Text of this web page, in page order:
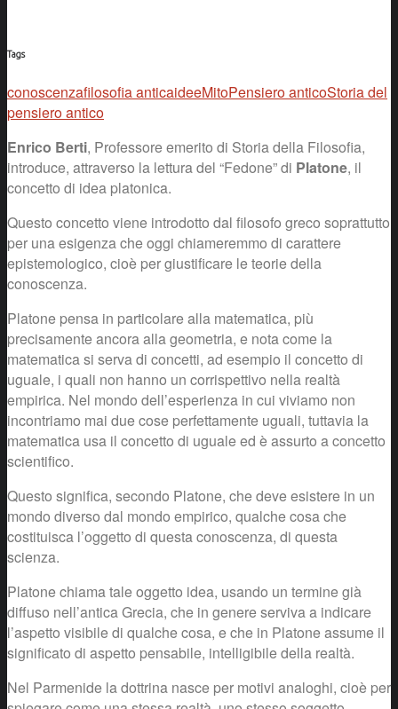
Tags
conoscenzafilosofia anticaideeMitoPensiero anticoStoria del
pensiero antico
Enrico Berti, Professore emerito di Storia della Filosofia,
introduce, attraverso la lettura del “Fedone” di Platone, il
concetto di idea platonica.
Questo concetto viene introdotto dal filosofo greco soprattutto
per una esigenza che oggi chiameremmo di carattere
epistemologico, cioè per giustificare le teorie della
conoscenza.
Platone pensa in particolare alla matematica, più
precisamente ancora alla geometria, e nota come la
matematica si serva di concetti, ad esempio il concetto di
uguale, i quali non hanno un corrispettivo nella realtà
empirica. Nel mondo dell’esperienza in cui viviamo non
incontriamo mai due cose perfettamente uguali, tuttavia la
matematica usa il concetto di uguale ed è assurto a concetto
scientifico.
Questo significa, secondo Platone, che deve esistere in un
mondo diverso dal mondo empirico, qualche cosa che
costituisca l’oggetto di questa conoscenza, di questa
scienza.
Platone chiama tale oggetto idea, usando un termine già
diffuso nell’antica Grecia, che in genere serviva a indicare
l’aspetto visibile di qualche cosa, e che in Platone assume il
significato di aspetto pensabile, intelligibile della realtà.
Nel Parmenide la dottrina nasce per motivi analoghi, cioè per